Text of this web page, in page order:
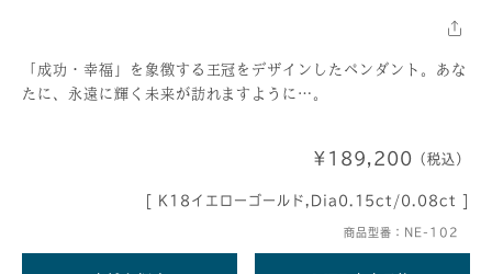
「成功・幸福」を象徴する王冠をデザインしたペンダント。あな
たに、永遠に輝く未来が訪れますように…。
¥189,200 （税込）
[ K18イエローゴールド,Dia0.15ct/0.08ct ]
商品型番：NE-102